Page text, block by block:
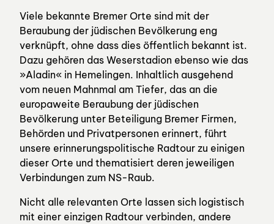
Viele bekannte Bremer Orte sind mit der
Beraubung der jüdischen Bevölkerung eng
verknüpft, ohne dass dies öffentlich bekannt ist.
Dazu gehören das Weserstadion ebenso wie das
»Aladin« in Hemelingen. Inhaltlich ausgehend
vom neuen Mahnmal am Tiefer, das an die
europaweite Beraubung der jüdischen
Bevölkerung unter Beteiligung Bremer Firmen,
Behörden und Privatpersonen erinnert, führt
unsere erinnerungspolitische Radtour zu einigen
dieser Orte und thematisiert deren jeweiligen
Verbindungen zum NS-Raub.
Nicht alle relevanten Orte lassen sich logistisch
mit einer einzigen Radtour verbinden, andere